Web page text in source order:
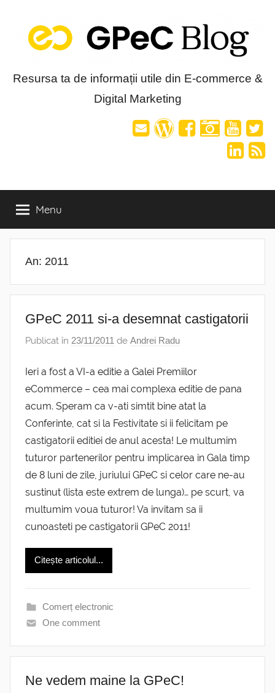
content
Blog-
Resursa ta de informații utile din E-commerce &
Digital Marketing
Menu
An: 2011
GPeC 2011 si-a desemnat castigatorii
Publicat în 23/11/2011 de Andrei Radu
Ieri a fost a VI-a editie a Galei Premiilor
eCommerce – cea mai complexa editie de pana
acum. Speram ca v-ati simtit bine atat la
Conferinte, cat si la Festivitate si ii felicitam pe
castigatorii editiei de anul acesta! Le multumim
tuturor partenerilor pentru implicarea in Gala timp
de 8 luni de zile, juriului GPeC si celor care ne-au
sustinut (lista este extrem de lunga)… pe scurt, va
multumim voua tuturor! Va invitam sa ii
cunoasteti pe castigatorii GPeC 2011!
Citește articolul...
Comerț electronic
One comment
Ne vedem maine la GPeC!